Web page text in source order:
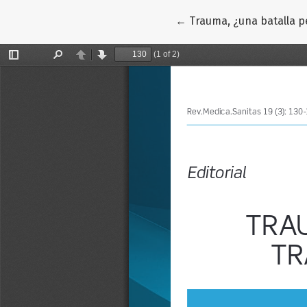
← Volver a los detalles
Trauma, ¿una batalla